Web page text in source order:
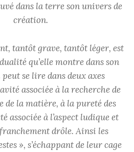
dans la terre son univers de
création.
tantôt grave, tantôt léger, est
qu’elle montre dans son
se lire dans deux axes
associée à la recherche de
de la matière, à la pureté des
associée à l’aspect ludique et
drôle. Ainsi les
», s’échappant de leur cage